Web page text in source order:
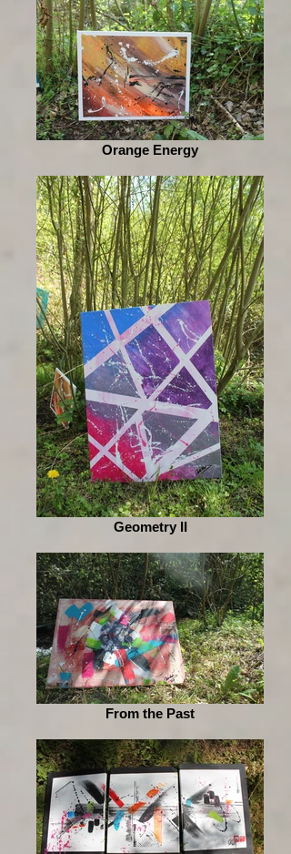
Orange Energy
Geometry II
From the Past